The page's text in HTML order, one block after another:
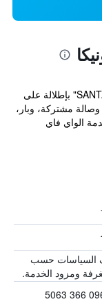
يتميز مكان إقامة "SANTA MONICA Residence Hotel" بإطلالة على
مشتركة، وبار،
الواي فاي
السياسات حسب
ومزود الخدمة.